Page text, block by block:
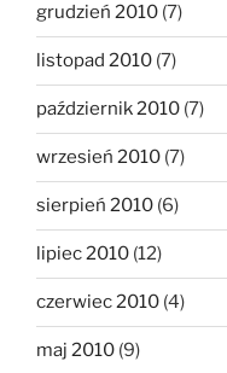
grudzień 2010 (7)
listopad 2010 (7)
październik 2010 (7)
wrzesień 2010 (7)
sierpień 2010 (6)
lipiec 2010 (12)
czerwiec 2010 (4)
maj 2010 (9)